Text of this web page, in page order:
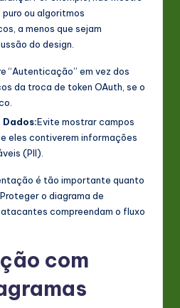
ou algoritmos
a menos que sejam
do design.
“Autenticação” em vez dos
da troca de token OAuth, se o
Evite mostrar campos
eles contiverem informações
(PII).
é tão importante quanto
o diagrama de
compreendam o fluxo
com